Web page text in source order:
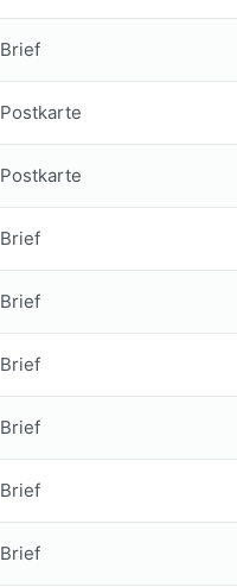
Brief
Postkarte
Postkarte
Brief
Brief
Brief
Brief
Brief
Brief